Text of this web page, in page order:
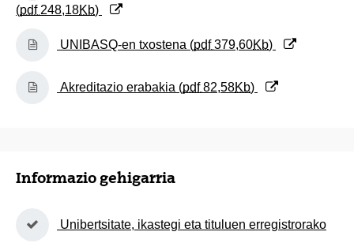
(pdf 248,18Kb)
(Beste leiho bat zabalduko du)
UNIBASQ-en txostena (pdf379,60Kb)
(Beste leiho bat zabalduko du)
Akreditazio erabakia (pdf82,58Kb)
Informazio gehigarria
(Beste leiho bat zabalduko du)
Unibertsitate, ikastegi eta tituluen erregistrorako